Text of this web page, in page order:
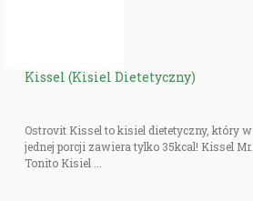
Kissel (Kisiel Dietetyczny)
Ostrovit Kissel to kisiel dietetyczny, który w
jednej porcji zawiera tylko 35kcal! Kissel Mr.
Tonito Kisiel ...